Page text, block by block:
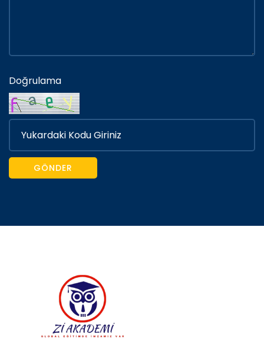
Doğrulama
GÖNDER